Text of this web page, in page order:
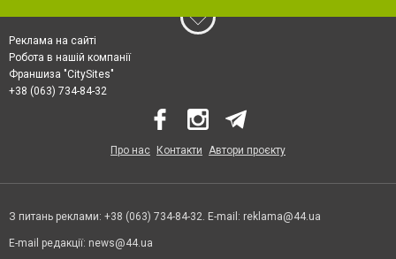
Реклама на сайті
Робота в нашій компанії
Франшиза "CitySites"
+38 (063) 734-84-32
Про нас Контакти Автори проєкту
З питань реклами: +38 (063) 734-84-32. E-mail: reklama@44.ua
E-mail редакції: news@44.ua